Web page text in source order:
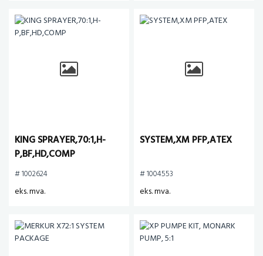
KING SPRAYER,70:1,H-
P,BF,HD,COMP
# 1002624
eks. mva.
SYSTEM,XM PFP,ATEX
# 1004553
eks. mva.